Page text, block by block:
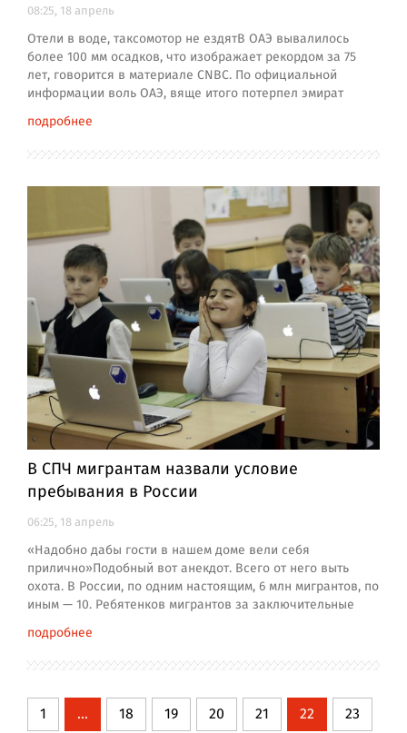
08:25, 18 апрель
Отели в воде, таксомотор не ездятВ ОАЭ вывалилось
более 100 мм осадков, что изображает рекордом за 75
лет, говорится в материале CNBC. По официальной
информации воль ОАЭ, вяще итого потерпел эмират
подробнее
В СПЧ мигрантам назвали условие
пребывания в России
06:25, 18 апрель
«Надобно дабы гости в нашем доме вели себя
прилично»Подобный вот анекдот. Всего от него выть
охота. В России, по одним настоящим, 6 млн мигрантов, по
иным — 10. Ребятенков мигрантов за заключительные
подробнее
1 ... 18 19 20 21 22
23